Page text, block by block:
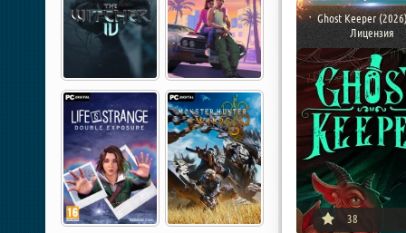
Ghost Keeper
Лицензия
38